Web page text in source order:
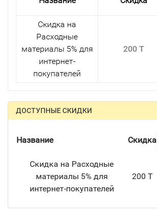
Скидка на
Расходные
материалы 5% для
интернет-
покупателей
200 T
ДОСТУПНЫЕ СКИДКИ
Название Скидка
Скидка на Расходные
материалы 5% для
интернет-покупателей
200 T